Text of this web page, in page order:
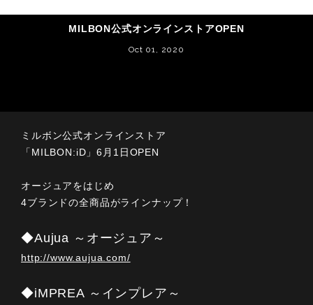
MILBON公式オンラインストアOPEN
Oct 01, 2020
ミルボン公式オンラインストア
「MILBON:iD」6月1日OPEN
オージュアをはじめ
4ブランドの全商品がラインナップ！
◆Aujua ～オージュア～
http://www.aujua.com/
◆iMPREA ～インプレア～